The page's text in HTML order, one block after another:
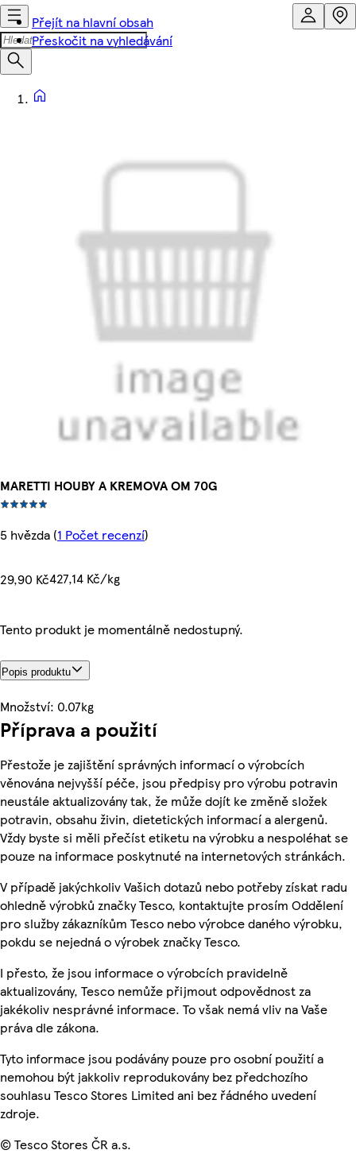
Přejít na hlavní obsah
Přeskočit na vyhledávání
MARETTI HOUBY A KREMOVA OM 70G
5 hvězda (1 Počet recenzí)
29,90 Kč427,14 Kč/kg
Tento produkt je momentálně nedostupný.
Popis produktu
Množství: 0.07kg
Příprava a použití
Přestože je zajištění správných informací o výrobcích
věnována nejvyšší péče, jsou předpisy pro výrobu potravin
neustále aktualizovány tak, že může dojít ke změně složek
potravin, obsahu živin, dietetických informací a alergenů.
Vždy byste si měli přečíst etiketu na výrobku a nespoléhat se
pouze na informace poskytnuté na internetových stránkách.
V případě jakýchkoliv Vašich dotazů nebo potřeby získat radu
ohledně výrobků značky Tesco, kontaktujte prosím Oddělení
pro služby zákazníkům Tesco nebo výrobce daného výrobku,
pokdu se nejedná o výrobek značky Tesco.
I přesto, že jsou informace o výrobcích pravidelně
aktualizovány, Tesco nemůže přijmout odpovědnost za
jakékoliv nesprávné informace. To však nemá vliv na Vaše
práva dle zákona.
Tyto informace jsou podávány pouze pro osobní použití a
nemohou být jakkoliv reprodukovány bez předchozího
souhlasu Tesco Stores Limited ani bez řádného uvedení
zdroje.
© Tesco Stores ČR a.s.